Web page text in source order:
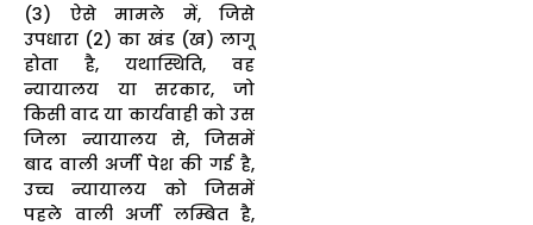
(3) ऐसे मामले में, जिसे
उपधारा (2) का खंड (ख) लागू
होता है, यथास्थिति, वह
न्यायालय या सरकार, जो
किसी वाद या कार्यवाही को उस
जिला न्यायालय से, जिसमें
बाद वाली अर्जी पेश की गई है,
उच्च न्यायालय को जिसमें
पहले वाली अर्जी लम्बित है,